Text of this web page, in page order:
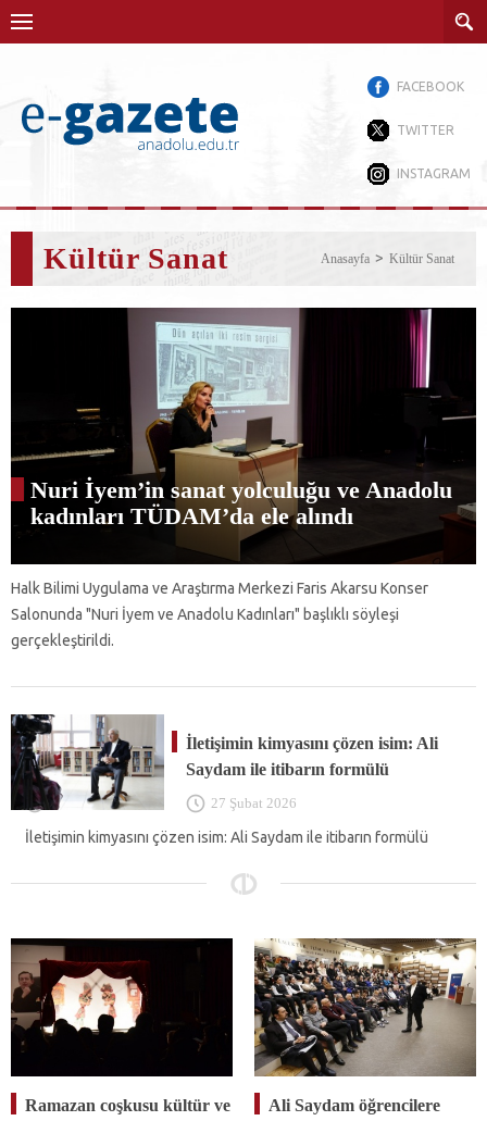
FACEBOOK
TWITTER
INSTAGRAM
Kültür Sanat Anasayfa Kültür Sanat
Nuri İyem’in sanat yolculuğu ve Anadolu
kadınları TÜDAM’da ele alındı
Halk Bilimi Uygulama ve Araştırma Merkezi Faris Akarsu Konser
Salonunda "Nuri İyem ve Anadolu Kadınları" başlıklı söyleşi
gerçekleştirildi.
İletişimin kimyasını çözen isim: Ali
Saydam ile itibarın formülü
27 Şubat 2026
İletişimin kimyasını çözen isim: Ali Saydam ile itibarın formülü
Ramazan coşkusu kültür ve
Ali Saydam öğrencilere